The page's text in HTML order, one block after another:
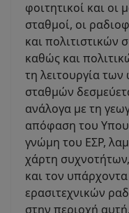
φοιτητικοί και οι
σταθμοί, οι
και πολιτιστικών
καθώς και
τη λειτουργία
σταθμών
ανάλογα με τη
απόφαση του
γνώμη του ΕΣΡ,
χάρτη
και τον
ερασιτεχνικών
στην περιοχή